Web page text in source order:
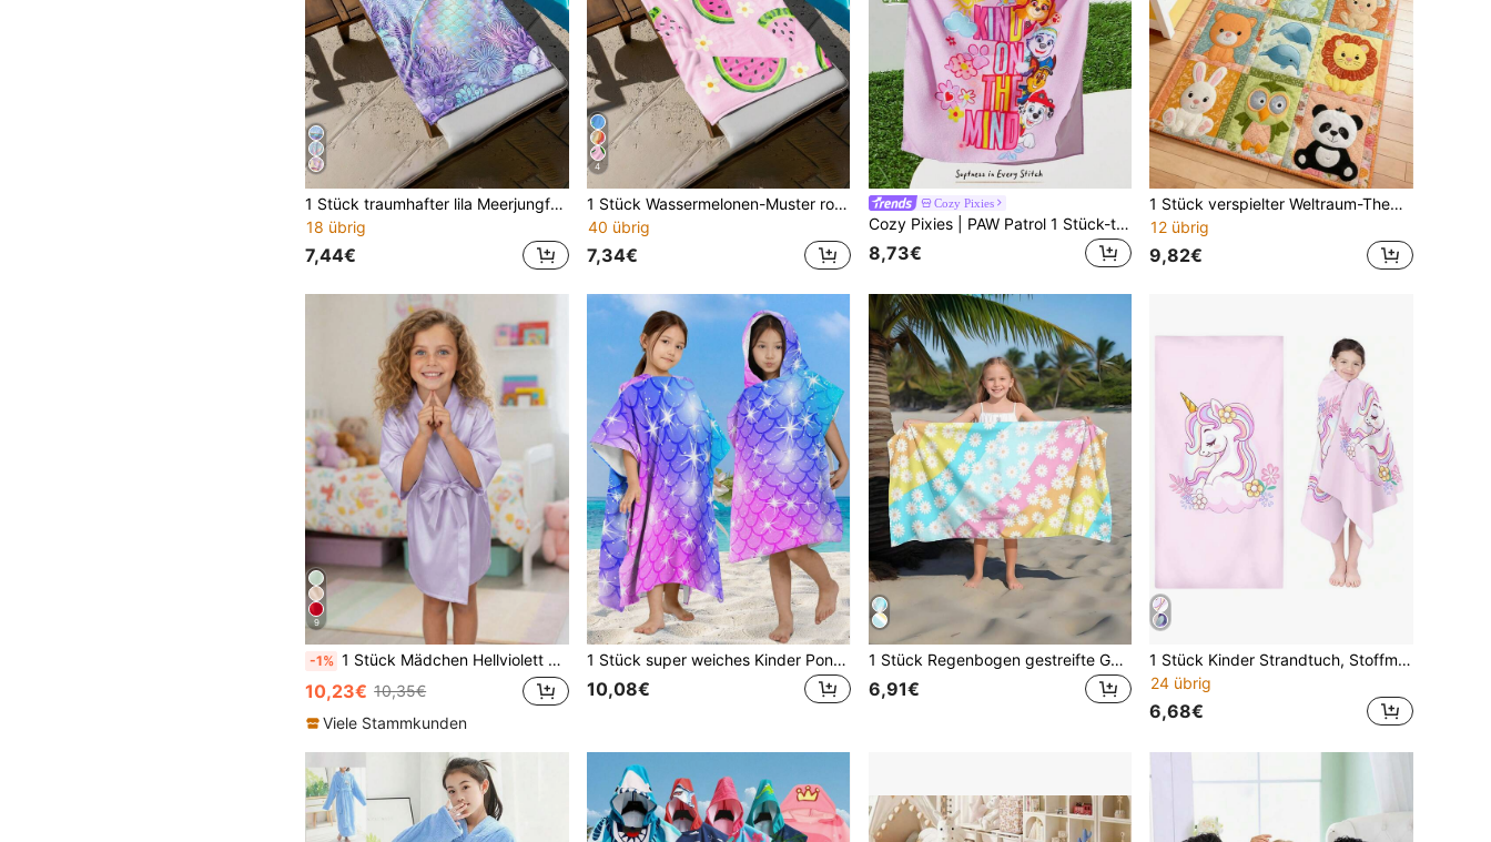
1 Stück traumhafter lila Meerjungfrauenschwanz Strandtuch, super weicher Mikrofaser extra großer Stranddecke, super saugfähiges Badetuch, geeignet für Reisen, Schwimmbad, Tauchen, Surfen, Yoga, Camping, in verschiedenen Größen erhältlich, Strandaccessoires
18 übrig
7,44€
4
1 Stück Wassermelonen-Muster rosa Kinder Strandtuch, super weicher Mikrofaser extra großer Stranddecke, super saugfähiges Badetuch, geeignet für Reisen, Schwimmbad, Tauchen, Surfen, Yoga, Camping, in verschiedenen Größen erhältlich, Strandaccessoire
40 übrig
7,34€
Cozy Pixies
Cozy Pixies | PAW Patrol 1 Stück-teiliges Kinder-Badetuch, Bademantel zum Benutzen am Strand, zum Baden und Abtrocknen, geeignet für Männer, Frauen und Kinder, süßes Cartoon-Muster
8,73€
1 Stück verspielter Weltraum-Themen Teppich, Dschungel-Tier-Muster dekorativer Teppich, geeignet für Leseecke, Schlafzimmer Dekoration, kleiner Teppich, Teppich, Heimdekoration, Wohnzimmer Teppich, Schlafzimmer Teppich, waschbarer Outdoor-Teppich
12 übrig
9,82€
9
-1% 1 Stück Mädchen Hellviolett Bademantel, japanischer Stil Nachtwäsche, Pool Bademantel, Loungewear, Geburtstagsgeschenk, Party Kostüm, Hochzeit Blumenmädchen
10,23€ 10,35€
Viele Stammkunden
1 Stück super weiches Kinder Poncho mit Meerjungfrau und Perlmuschel Cartoon Muster, Kinder Strandtuch, saugfähig, warm, vielseitig einsetzbar für Schwimmen, Strand, Baden
10,08€
1 Stück Regenbogen gestreifte Gerbera Gänseblümchen Kinder Strandtuch, super weicher Mikrofaser extra großer Stranddecke, hochabsorbierend, geeignet für Reisen, Schwimmbad, Tauchen, Surfen, Yoga, Camping, in verschiedenen Größen erhältlich, Strandaccessoire
6,91€
1 Stück Kinder Strandtuch, Stoffmaterial, Digitaldruck, in mehreren Größen erhältlich, Sonnenschutz Schal, Strandurlaub Geschenk für Mädchen
24 übrig
6,68€